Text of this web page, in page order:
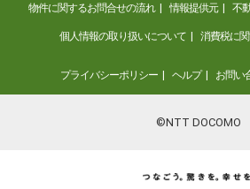
物件に関するお問合せの流れ 情報提供元 不
個人情報の取り扱いについて 消費税に
プライバシーポリシー ヘルプ お問い
©NTT DOCOMO